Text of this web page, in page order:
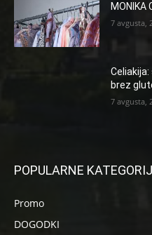
MONIKA
7 avgusta,
brez
7 avgusta,
POPULARNE
Promo
DOGODKI